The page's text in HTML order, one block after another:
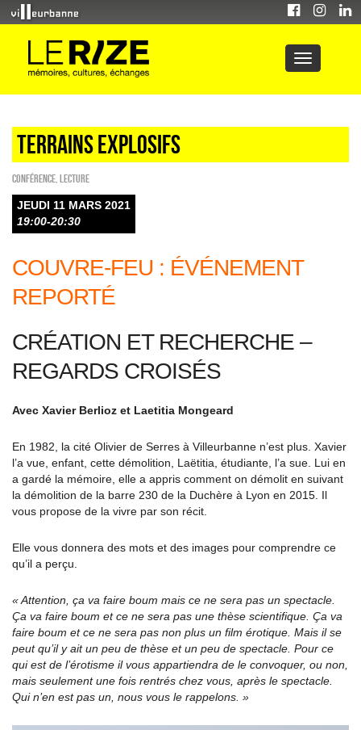
Terrains explosifs
Conférence Lecture
JEUDI 11 MARS 2021
19:00-20:30
COUVRE-FEU : ÉVÉNEMENT
REPORTÉ
CRÉATION ET RECHERCHE –
REGARDS CROISÉS
Avec Xavier Berlioz et Laetitia Mongeard
En 1982, la cité Olivier de Serres à Villeurbanne n’est plus. Xavier
l’a vue, enfant, cette démolition, Laëtitia, étudiante, l’a sue. Lui en
a gardé la mémoire, elle a appris comment on démolit en suivant
la démolition de la barre 230 de la Duchère à Lyon en 2015. Il
vous propose de la vivre par son récit.
Elle vous donnera des mots et des images pour comprendre ce
qu’il a perçu.
« Attention, ça va faire boum mais ce ne sera pas un spectacle.
Ça va faire boum et ce ne sera pas une thèse scientifique. Ça va
faire boum et ce ne sera pas non plus un film érotique. Mais il se
peut qu’il y ait un peu de thèse et un peu de spectacle. Pour ce
qui est de l’érotisme il vous appartiendra de le convoquer, ou non,
mais seulement une fois rentrés chez vous, après le spectacle.
Qui n’en est pas un, nous vous le rappelons. »